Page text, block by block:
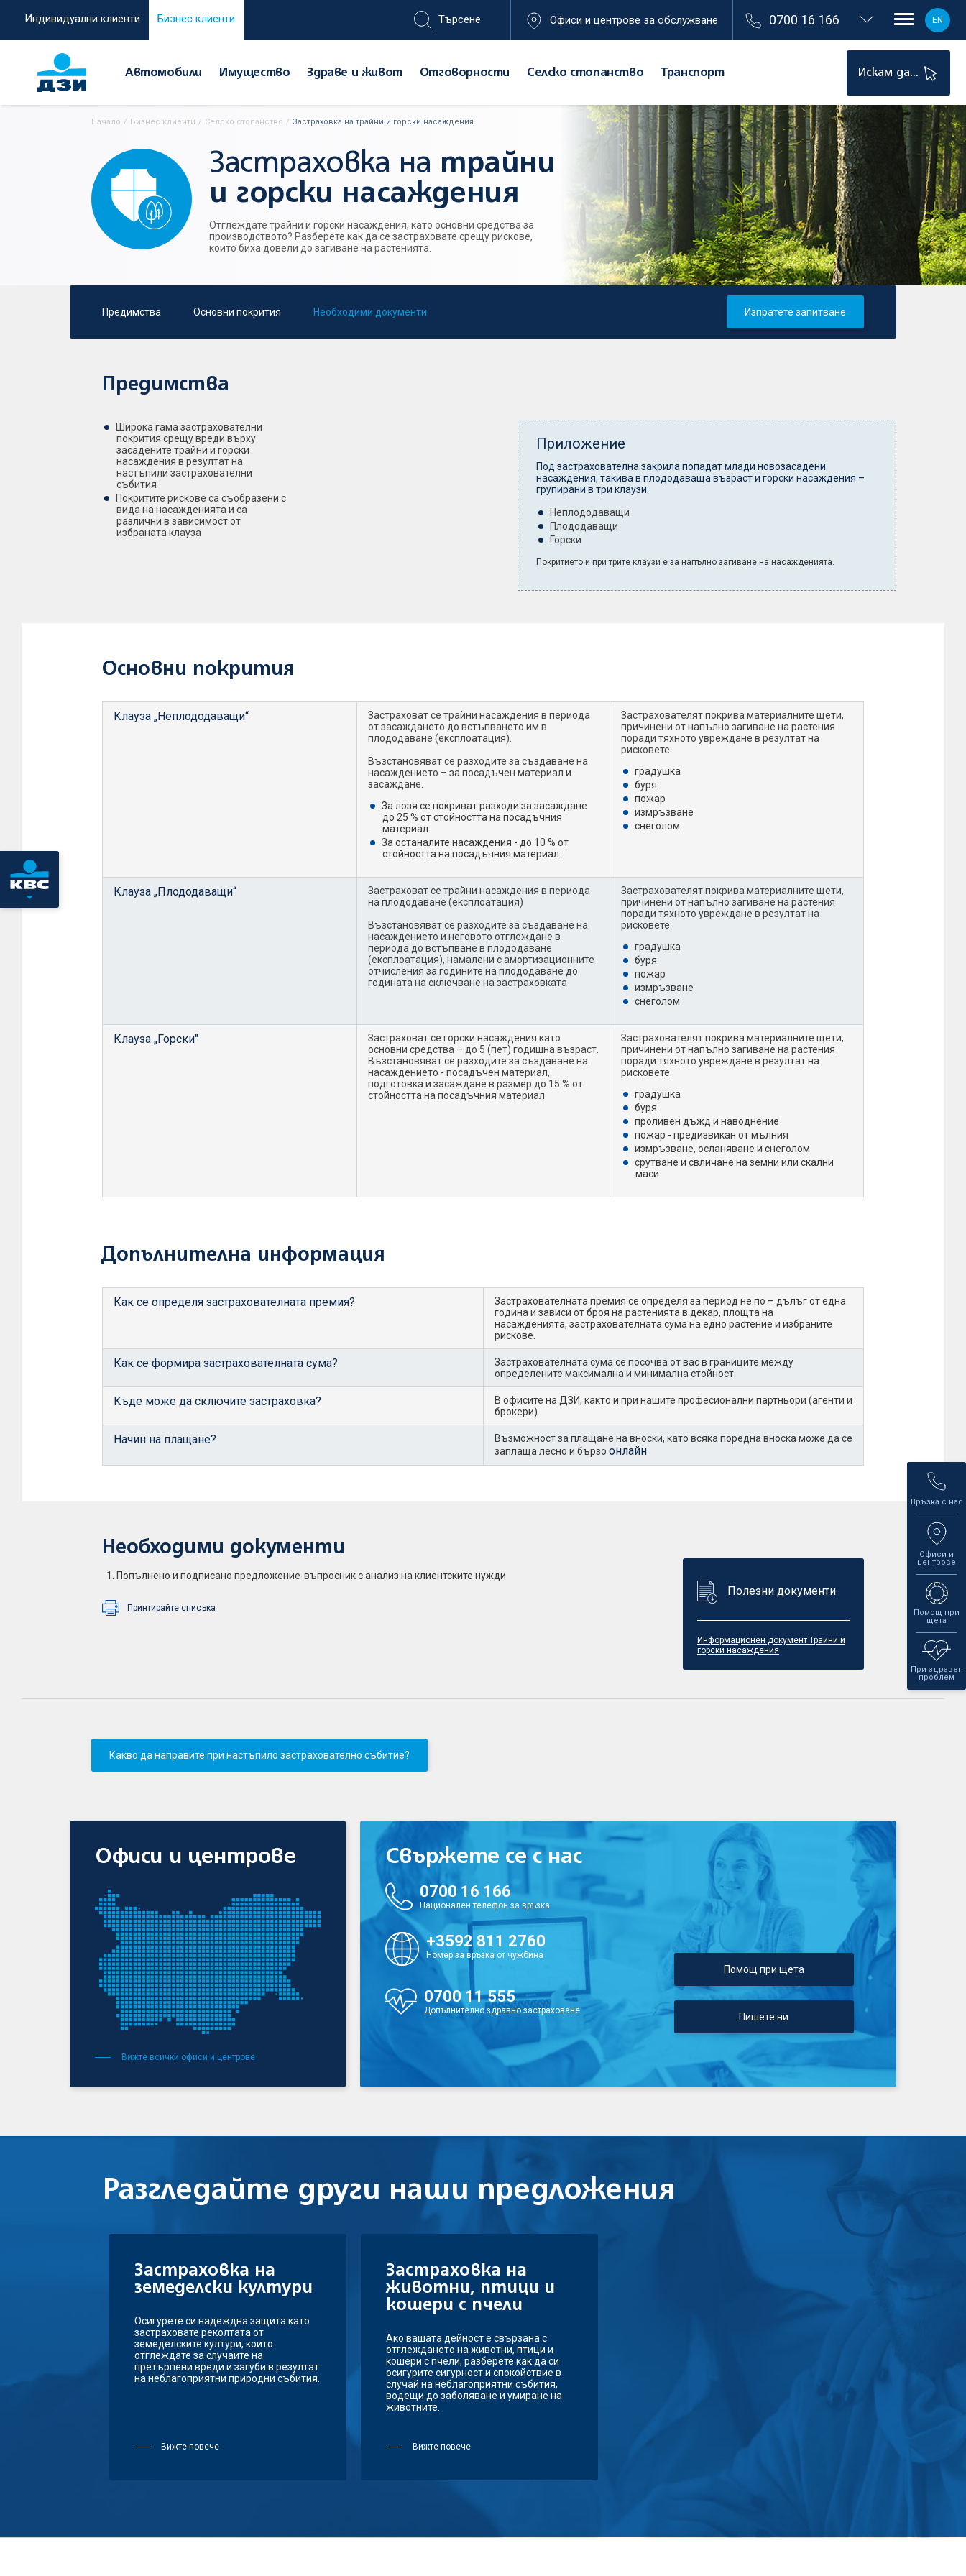
Индивидуални клиенти Бизнес клиенти Офиси и центрове за обслужване 0700 16 166 EN
Автомобили Имущество Здраве и живот Отговорности Селско стопанство Транспорт Искам да...
Връзка с нас
Офиси и
центрове
Помощ при
щета
При здравен
проблем
Начало / Бизнес клиенти / Селско стопанство / Застраховка на трайни и горски насаждения
Застраховка на трайни
и горски насаждения
Отглеждате трайни и горски насаждения, като основни средства за
производството? Разберете как да се застраховате срещу рискове,
които биха довели до загиване на растенията.
Предимства Основни покрития Необходими документи Изпратете запитване
Предимства
Широка гама застрахователни
покрития срещу вреди върху
засадените трайни и горски
насаждения в резултат на
настъпили застрахователни
събития
Покритите рискове са съобразени с
вида на насажденията и са
различни в зависимост от
избраната клауза
Приложение
Под застрахователна закрила попадат млади новозасадени
насаждения, такива в плододаваща възраст и горски насаждения –
групирани в три клаузи:
Неплододаващи
Плододаващи
Горски
Покритието и при трите клаузи е за напълно загиване на насажденията.
Основни покрития
Клауза „Неплододаващи“
Застраховат се трайни насаждения в периода
от засаждането до встъпването им в
плододаване (експлоатация).
Възстановяват се разходите за създаване на
насаждението – за посадъчен материал и
засаждане.
За лозя се покриват разходи за засаждане
до 25 % от стойността на посадъчния
материал
За останалите насаждения - до 10 % от
стойността на посадъчния материал
Застрахователят покрива материалните щети,
причинени от напълно загиване на растения
поради тяхното увреждане в резултат на
рисковете:
градушка
буря
пожар
измръзване
снеголом
Клауза „Плододаващи“
Застраховат се трайни насаждения в периода
на плододаване (експлоатация)
Възстановяват се разходите за създаване на
насаждението и неговото отглеждане в
периода до встъпване в плододаване
(експлоатация), намалени с амортизационните
отчисления за годините на плододаване до
годината на сключване на застраховката
Застрахователят покрива материалните щети,
причинени от напълно загиване на растения
поради тяхното увреждане в резултат на
рисковете:
градушка
буря
пожар
измръзване
снеголом
Клауза „Горски"
Застраховат се горски насаждения като
основни средства – до 5 (пет) годишна възраст.
Възстановяват се разходите за създаване на
насаждението - посадъчен материал,
подготовка и засаждане в размер до 15 % от
стойността на посадъчния материал.
Застрахователят покрива материалните щети,
причинени от напълно загиване на растения
поради тяхното увреждане в резултат на
рисковете:
градушка
буря
проливен дъжд и наводнение
пожар - предизвикан от мълния
измръзване, осланяване и снеголом
срутване и свличане на земни или скални
маси
Допълнителна информация
Как се определя застрахователната премия?
Застрахователната премия се определя за период не по – дълъг от една
година и зависи от броя на растенията в декар, площта на
насажденията, застрахователната сума на едно растение и избраните
рискове.
Как се формира застрахователната сума?
Застрахователната сума се посочва от вас в границите между
определените максимална и минимална стойност.
Къде може да сключите застраховка?
В офисите на ДЗИ, както и при нашите професионални партньори (агенти и
брокери)
Начин на плащане?
Възможност за плащане на вноски, като всяка поредна вноска може да се
заплаща лесно и бързо онлайн
Необходими документи
Попълнено и подписано предложение-въпросник с анализ на клиентските нужди
Принтирайте списъка
Полезни документи
Информационен документ Трайни и
горски насаждения
Какво да направите при настъпило застрахователно събитие?
Офиси и центрове
Вижте всички офиси и центрове
Свържете се с нас
0700 16 166
Национален телефон за връзка
+3592 811 2760
Номер за връзка от чужбина
0700 11 555
Допълнително здравно застраховане
Помощ при щета
Пишете ни
Разгледайте други наши предложения
Застраховка на
земеделски култури
Oсигурете си надеждна защита като
застраховате реколтата от
земеделските култури, които
отглеждате за случаите на
претърпени вреди и загуби в резултат
на неблагоприятни природни събития.
Вижте повече
Застраховка на
животни, птици и
кошери с пчели
Ако вашата дейност е свързана с
отглеждането на животни, птици и
кошери с пчели, разберете как да си
осигурите сигурност и спокойствие в
случай на неблагоприятни събития,
водещи до заболяване и умиране на
животните.
Вижте повече